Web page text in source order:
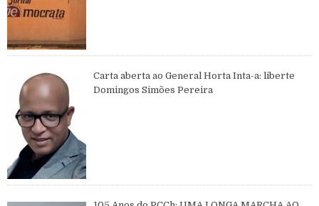
Carta aberta ao General Horta Inta-a: liberte
Domingos Simões Pereira